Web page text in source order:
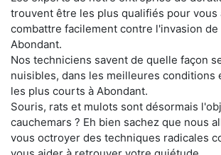
trouvent être les plus qualifiés pour vous
combattre facilement contre l'invasion de
Abondant.
Nos techniciens savent de quelle façon
nuisibles, dans les meilleures conditions
les plus courts à Abondant.
Souris, rats et mulots sont désormais
cauchemars ? Eh bien sachez que nous
vous octroyer des techniques radicales